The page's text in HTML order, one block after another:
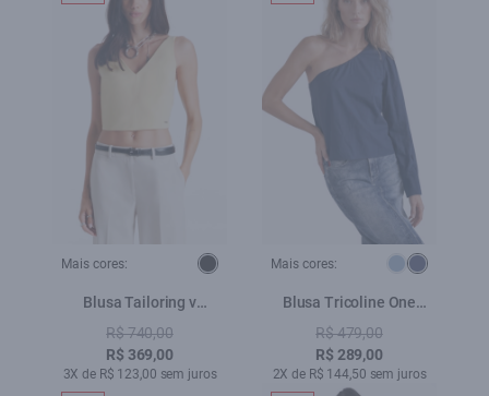
Mais cores:
Blusa Tailoring v
Neckline Cropped Trigo
R$ 740,00
R$ 369,00
3X de R$ 123,00 sem juros
Mais cores:
Blusa Tricoline One
Shoulder Dark Navy
R$ 479,00
R$ 289,00
2X de R$ 144,50 sem juros